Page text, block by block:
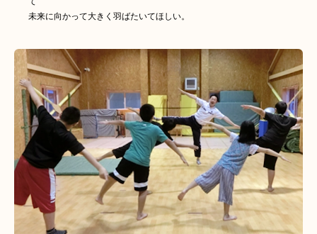
未来に向かって大きく羽ばたいてほしい。